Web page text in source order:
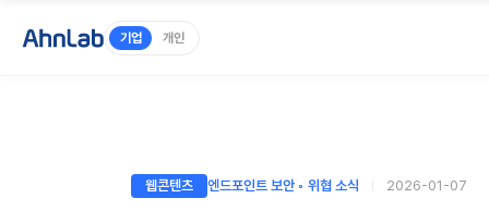
기업 개인
웹콘텐츠 엔드포인트 보안 ◦ 위협 소식 2026-01-07